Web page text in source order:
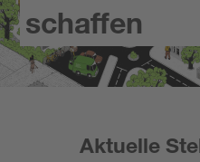
schaffen
Aktuelle